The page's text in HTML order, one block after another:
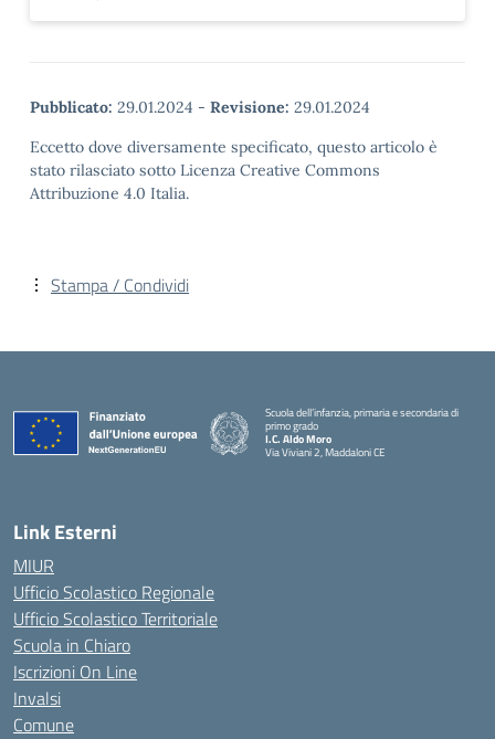
Pubblicato: 29.01.2024 - Revisione: 29.01.2024
Eccetto dove diversamente specificato, questo articolo è
stato rilasciato sotto Licenza Creative Commons
Attribuzione 4.0 Italia.
Stampa / Condividi
Scuola dell’infanzia, primaria e secondaria di
primo grado
I.C. Aldo Moro
Via Viviani 2, Maddaloni CE
Link Esterni
MIUR
Ufficio Scolastico Regionale
Ufficio Scolastico Territoriale
Scuola in Chiaro
Iscrizioni On Line
Invalsi
Comune